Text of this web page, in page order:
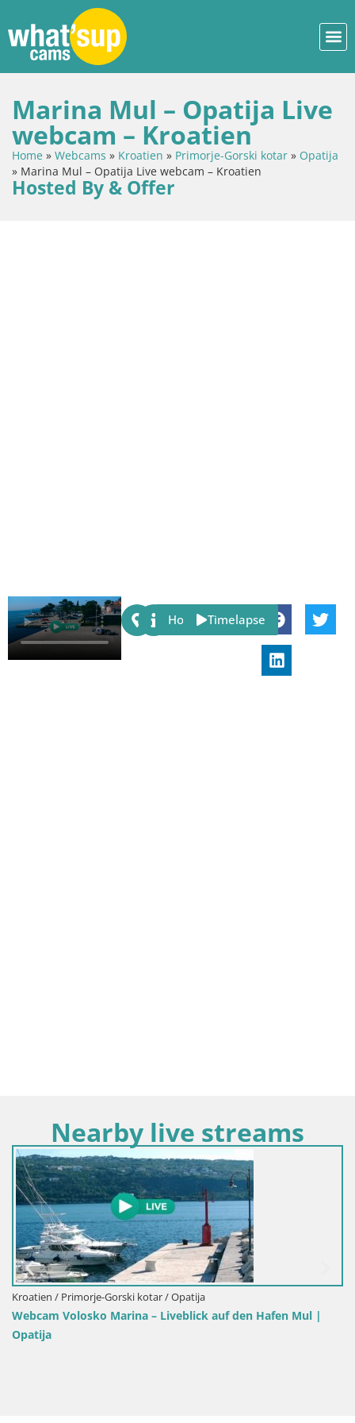
Marina Mul – Opatija Live
webcam – Kroatien
Home » Webcams » Kroatien » Primorje-Gorski kotar » Opatija
» Marina Mul – Opatija Live webcam – Kroatien
Hosted By & Offer
Share:
Host Timelapse
Nearby live streams
Hafen Mul |
Kroatien / Primorje-Gorski kotar / Opatija
Opatija Slatina Webcam – Liveblick vom